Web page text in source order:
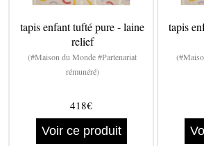
tapis enfant tufté pure - laine
relief
(#Maison du Monde #Partenariat
rémunéré)
418€
Voir ce produit
tapis